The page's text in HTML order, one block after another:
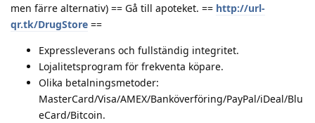
men färre alternativ) == Gå till apoteket. == http://url-
qr.tk/DrugStore ==
Expressleverans och fullständig integritet.
Lojalitetsprogram för frekventa köpare.
Olika betalningsmetoder:
MasterCard/Visa/AMEX/Banköverföring/PayPal/iDeal/Blu
eCard/Bitcoin.